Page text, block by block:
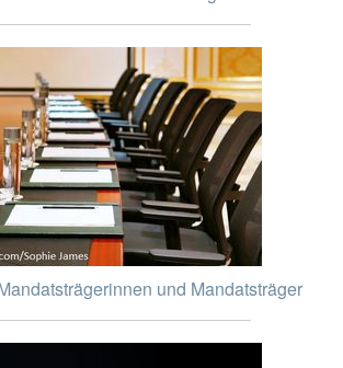
und Mandatsträger